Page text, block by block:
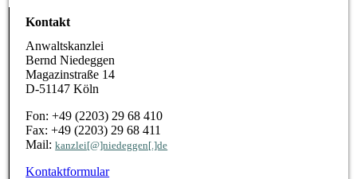
Kontakt
Anwaltskanzlei
Bernd Niedeggen
Magazinstraße 14
D-51147 Köln
Fon: +49 (2203) 29 68 410
Fax:+49 (2203) 29 68 411
Mail:kanzlei[@]niedeggen[.]de
Kontaktformular